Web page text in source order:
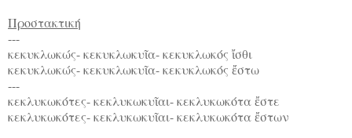
Προστακτική
---
κεκυκλωκώς- κεκυκλωκυῖα- κεκυκλωκός ἴσθι
κεκυκλωκώς- κεκυκλωκυῖα- κεκυκλωκός ἔστω
---
κεκλυκωκότες- κεκλυκωκυῖαι- κεκλυκωκότα ἔστε
κεκλυκωκότες- κεκλυκωκυῖαι- κεκλυκωκότα ἔστων